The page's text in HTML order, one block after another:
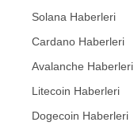
Solana Haberleri
Cardano Haberleri
Avalanche Haberleri
Litecoin Haberleri
Dogecoin Haberleri